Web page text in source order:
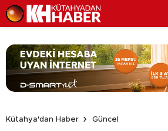
Kütahya'dan Haber
Güncel